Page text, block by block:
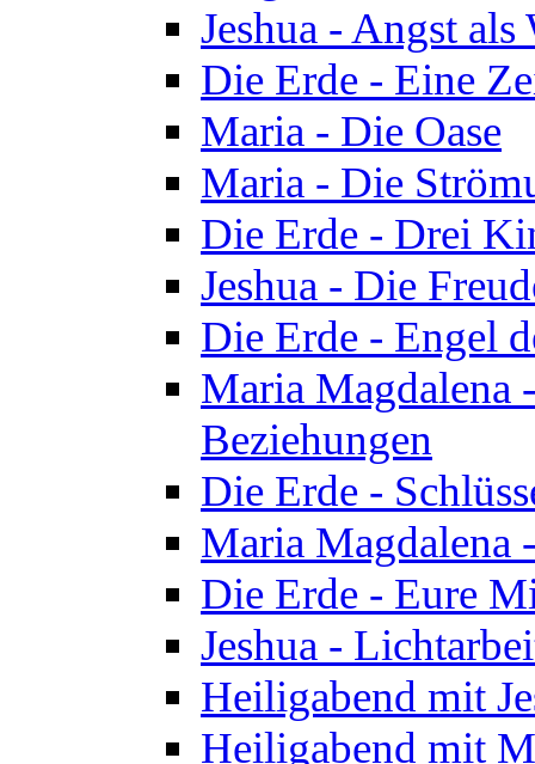
Jeshua - Angst als
Die Erde - Eine
Maria - Die Oase
Maria - Die
Die Erde - Drei
Jeshua - Die
Die Erde - Engel
Maria Magdalena
Beziehungen
Die Erde -
Maria Magdalena
Die Erde - Eure
Jeshua -
Heiligabend mit
Heiligabend mit